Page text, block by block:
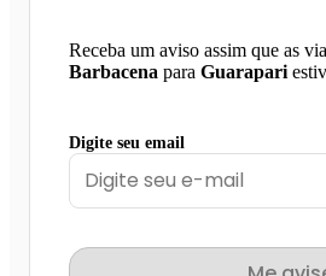
Receba um aviso assim que as
Barbacena para Guarapari
Digite seu email